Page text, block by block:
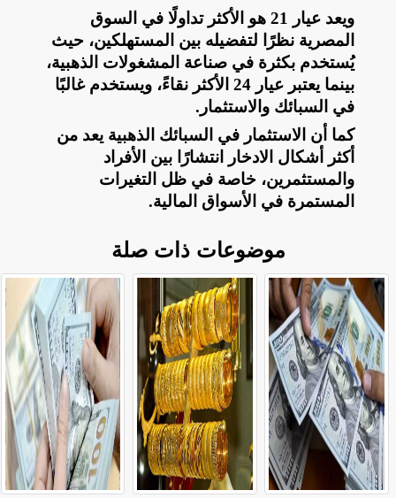
ويعد عيار 21 هو الأكثر تداولًا في السوق
المصرية نظرًا لتفضيله بين المستهلكين، حيث
يُستخدم بكثرة في صناعة المشغولات الذهبية،
بينما يعتبر عيار 24 الأكثر نقاءً، ويستخدم غالبًا
في السبائك والاستثمار .
كما أن الاستثمار في السبائك الذهبية يعد من
أكثر أشكال الادخار انتشارًا بين الأفراد
والمستثمرين، خاصة في ظل التغيرات
المستمرة في الأسواق المالية.
موضوعات ذات صلة